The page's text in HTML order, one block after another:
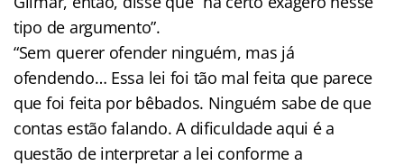
tipo de argumento”.
“Sem querer ofender ninguém, mas já
ofendendo… Essa lei foi tão mal feita que parece
que foi feita por bêbados. Ninguém sabe de que
contas estão falando. A dificuldade aqui é a
questão de interpretar a lei conforme a